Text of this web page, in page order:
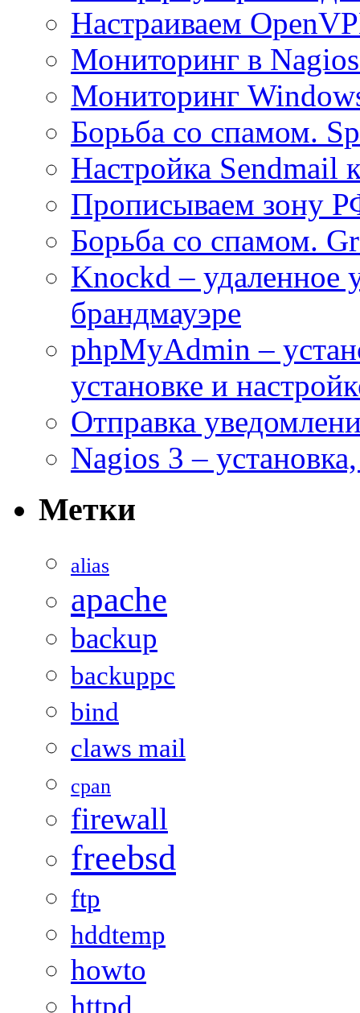
Настраиваем
Мониторинг в
Мониторинг
Борьба со спамом.
Настройка Sendmail
Прописываем зону
Борьба со спамом.
Knockd – удаленное
брандмауэре
phpMyAdmin –
установке и
Отправка
Nagios 3 –
Метки
alias
apache
backup
backuppc
bind
claws mail
cpan
firewall
freebsd
ftp
hddtemp
howto
httpd